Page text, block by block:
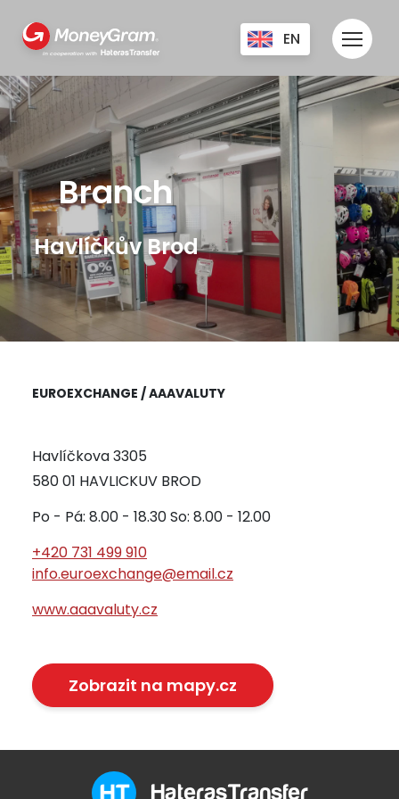
in cooperation with HaterasTransfer
EN
UA
RU
Branch
Havlíčkův Brod
EUROEXCHANGE / AAAVALUTY
Havlíčkova 3305
580 01 HAVLICKUV BROD
Po - Pá: 8.00 - 18.30 So: 8.00 - 12.00
+420 731 499 910
info.euroexchange@email.cz
www.aaavaluty.cz
Zobrazit na mapy.cz
HaterasTransfer